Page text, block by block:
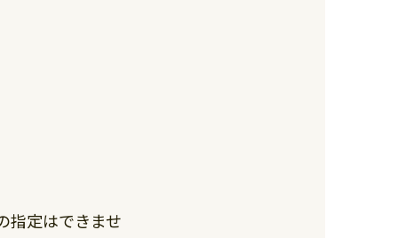
指定はできませ